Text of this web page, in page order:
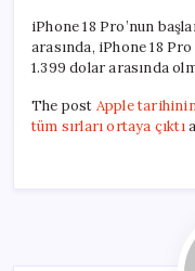
iPhone 18 Pro’nun
arasında, iPhone 18
1.399 dolar arasında
The post Apple tarihinin
tüm sırları ortaya çıktı